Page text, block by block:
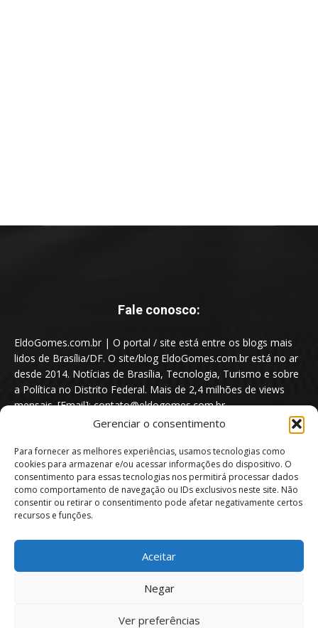
Gerenciar o consentimento
Para fornecer as melhores experiências, usamos tecnologias como
cookies para armazenar e/ou acessar informações do dispositivo. O
consentimento para essas tecnologias nos permitirá processar dados
como comportamento de navegação ou IDs exclusivos neste site. Não
consentir ou retirar o consentimento pode afetar negativamente certos
recursos e funções.
Aceitar
Negar
Ver preferências
Fale conosco:
EldoGomes.com.br | O portal / site está entre os blogs mais
lidos de Brasília/DF. O site/blog EldoGomes.com.br está no ar
desde 2014. Notícias de Brasília, Tecnologia, Turismo e sobre
a Política no Distrito Federal. Mais de 2,4 milhões de views
mensais. [Email]: contato@eldogomes.com.br
Portal EldoGomes.com.br | Entre os Blogs mais lidos de Brasília/DF. |
Quem é “Eldo Gomes” Política de privacidade